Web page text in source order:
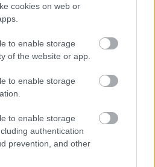
cookies on web or
to enable storage
of the website or app.
to enable storage
to enable storage
authentication
prevention, and other
a God Hates Us All
(élő verzió a